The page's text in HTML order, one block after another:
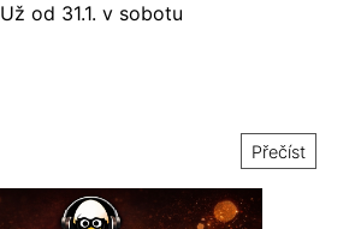
Už od 31.1. v sobotu
Přečíst